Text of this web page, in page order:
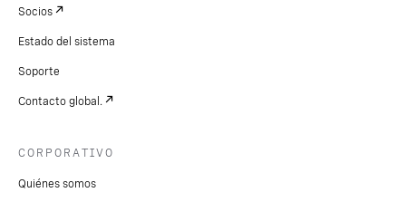
Socios
Estado del sistema
Soporte
Contacto global.
CORPORATIVO
Quiénes somos